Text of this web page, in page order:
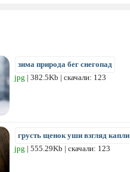
зима природа бег снегопад
jpg | 382.5Kb | скачали: 123
грусть щенок уши взгляд капли
jpg | 555.29Kb | скачали: 123